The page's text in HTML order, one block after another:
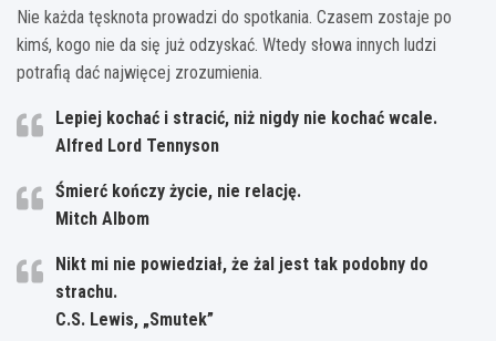
Nie każda tęsknota prowadzi do spotkania. Czasem zostaje po
kimś, kogo nie da się już odzyskać. Wtedy słowa innych ludzi
potrafią dać najwięcej zrozumienia.
Lepiej kochać i stracić, niż nigdy nie kochać wcale.
Alfred Lord Tennyson
Śmierć kończy życie, nie relację.
Mitch Albom
Nikt mi nie powiedział, że żal jest tak podobny do
strachu.
C.S. Lewis, „Smutek”